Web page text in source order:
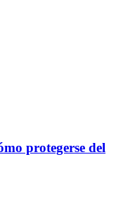
protegerse del